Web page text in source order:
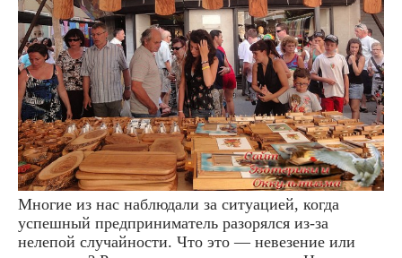
Многие из нас наблюдали за ситуацией, когда
успешный предприниматель разорялся из-за
нелепой случайности. Что это — невезение или